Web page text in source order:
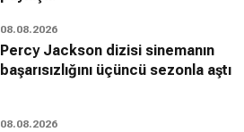
08.08.2026
Percy Jackson dizisi sinemanın
başarısızlığını üçüncü sezonla aştı
08.08.2026